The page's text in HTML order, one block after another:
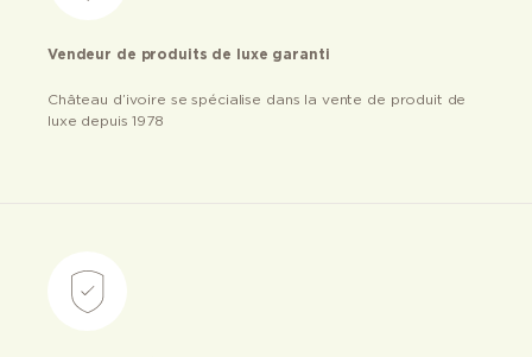
Vendeur de produits de luxe garanti
Château d’ivoire se spécialise dans la vente de produit de
luxe depuis 1978